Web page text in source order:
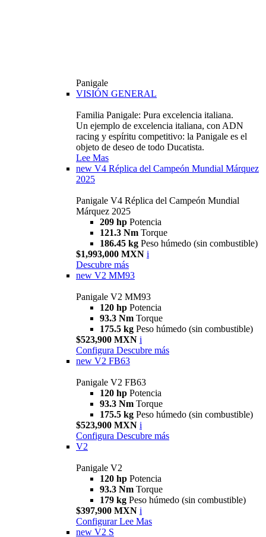
Panigale
VISIÓN GENERAL
Familia Panigale: Pura excelencia italiana.
Un ejemplo de excelencia italiana, con ADN
racing y espíritu competitivo: la Panigale es el
objeto de deseo de todo Ducatista.
Lee Mas
new V4 Réplica del Campeón Mundial Márquez
2025
Panigale V4 Réplica del Campeón Mundial
Márquez 2025
209 hp Potencia
121.3 Nm Torque
186.45 kg Peso húmedo (sin combustible)
$1,993,000 MXN i
Descubre más
new V2 MM93
Panigale V2 MM93
120 hp Potencia
93.3 Nm Torque
175.5 kg Peso húmedo (sin combustible)
$523,900 MXN i
Configura Descubre más
new V2 FB63
Panigale V2 FB63
120 hp Potencia
93.3 Nm Torque
175.5 kg Peso húmedo (sin combustible)
$523,900 MXN i
Configura Descubre más
V2
Panigale V2
120 hp Potencia
93.3 Nm Torque
179 kg Peso húmedo (sin combustible)
$397,900 MXN i
Configurar Lee Mas
new V2 S